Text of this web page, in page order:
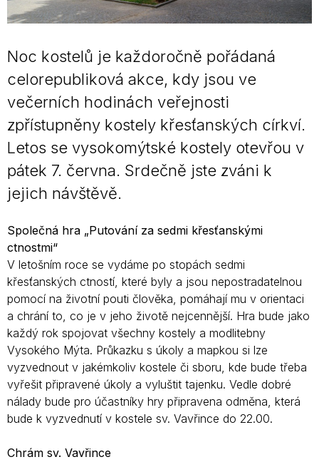
Noc kostelů je každoročně pořádaná
celorepubliková akce, kdy jsou ve
večerních hodinách veřejnosti
zpřístupněny kostely křesťanských církví.
Letos se vysokomýtské kostely otevřou v
pátek 7. června. Srdečně jste zváni k
jejich návštěvě.
Společná hra „Putování za sedmi křesťanskými
ctnostmi“
V letošním roce se vydáme po stopách sedmi
křesťanských ctností, které byly a jsou nepostradatelnou
pomocí na životní pouti člověka, pomáhají mu v orientaci
a chrání to, co je v jeho životě nejcennější. Hra bude jako
každý rok spojovat všechny kostely a modlitebny
Vysokého Mýta. Průkazku s úkoly a mapkou si lze
vyzvednout v jakémkoliv kostele či sboru, kde bude třeba
vyřešit připravené úkoly a vyluštit tajenku. Vedle dobré
nálady bude pro účastníky hry připravena odměna, která
bude k vyzvednutí v kostele sv. Vavřince do 22.00.
Chrám sv. Vavřince